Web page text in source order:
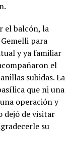
el balcón, la
para
y ya familiar
el
subidas. La
que ni una
operación y
dejó de visitar
su